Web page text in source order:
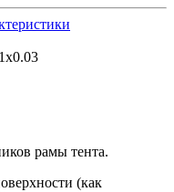
рамы тента.
(как